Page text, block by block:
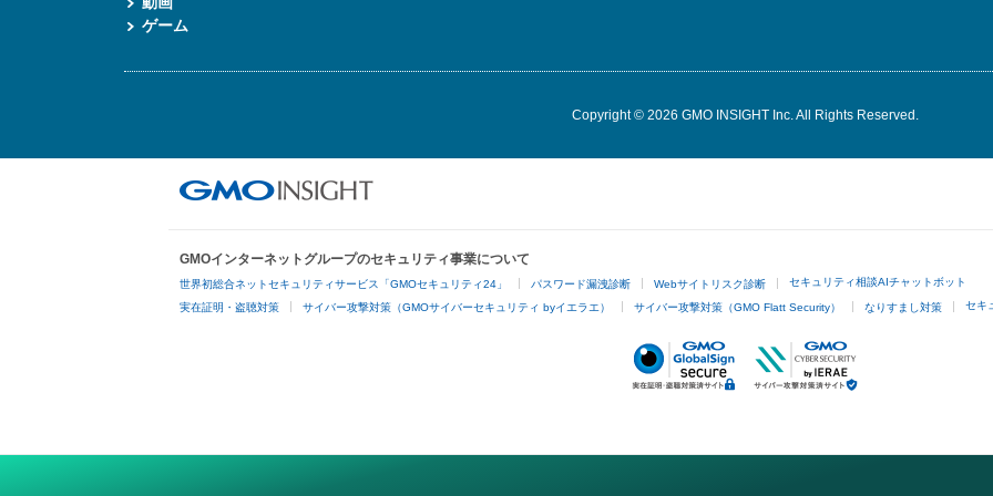
ゲーム
Copyright © 2026 GMO INSIGHT Inc. All Rights Reserved.
GMOインターネットグループのセキュリティ事業について
世界初総合ネットセキュリティサービス「GMOセキュリティ24」 パスワード漏洩診断 Webサイトリスク診断 セキュリティ相談AIチャットボット
実在証明・盗聴対策 サイバー攻撃対策（GMOサイバーセキュリティ byイエラエ） サイバー攻撃対策（GMO Flatt Security） なりすまし対策 セキ